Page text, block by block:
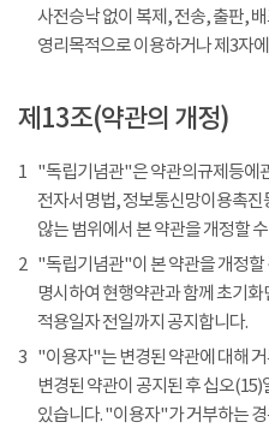
사전승낙 없이 복제, 전송, 출판,
영리목적으로 이용하거나 제3자
제13조(약관의 개정)
1 "독립기념관"은 약관의규제등에
전자서명법, 정보통신망이용촉진
않는 범위에서 본 약관을 개정할
2 "독립기념관"이 본 약관을 개정
명시하여 현행약관과 함께 초기
적용일자 전일까지 공지합니다.
3 "이용자"는 변경된 약관에 대해
변경된 약관이 공지된 후 십오
있습니다. "이용자"가 거부하는